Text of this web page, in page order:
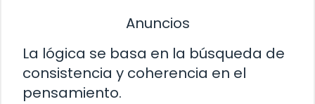
Anuncios
La lógica se basa en la búsqueda de
consistencia y coherencia en el
pensamiento.